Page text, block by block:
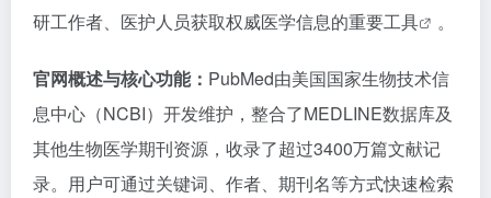
研工作者、医护人员获取权威医学信息的重要工具 。
官网概述与核心功能： PubMed由美国国家生物技术信
息中心（NCBI）开发维护，整合了MEDLINE数据库及
其他生物医学期刊资源，收录了超过3400万篇文献记
录。用户可通过关键词、作者、期刊名等方式快速检索